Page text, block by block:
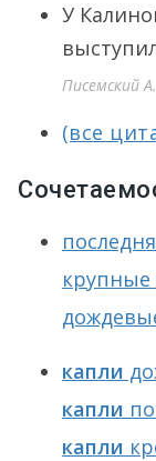
У
Писемский
(все
крупные
капли
капли
капли